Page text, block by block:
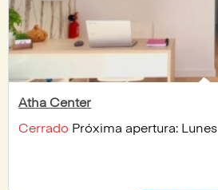
Atha Center
Cerrado Próxima apertura: Lunes